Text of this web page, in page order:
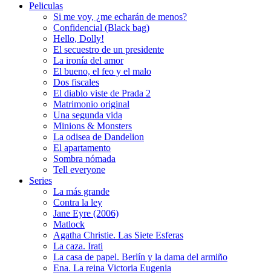
Peliculas
Si me voy, ¿me echarán de menos?
Confidencial (Black bag)
Hello, Dolly!
El secuestro de un presidente
La ironía del amor
El bueno, el feo y el malo
Dos fiscales
El diablo viste de Prada 2
Matrimonio original
Una segunda vida
Minions & Monsters
La odisea de Dandelion
El apartamento
Sombra nómada
Tell everyone
Series
La más grande
Contra la ley
Jane Eyre (2006)
Matlock
Agatha Christie. Las Siete Esferas
La caza. Irati
La casa de papel. Berlín y la dama del armiño
Ena. La reina Victoria Eugenia